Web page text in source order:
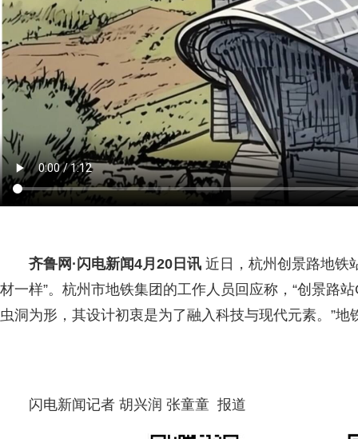
齐鲁网 ·闪电新闻4月20日讯 近日，杭州创景路地铁
材一样”。杭州市地铁集团的工作人员回应称，“创景路
虫洞为形，其设计初衷是为了融入科技与现代元素。”地
闪电新闻记者 胡兴润 张童童 报道